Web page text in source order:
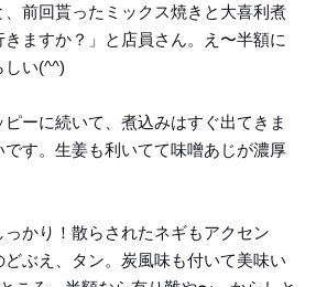
、前回貰ったミックス焼きと大喜利煮
ますか？」と店員さん。え〜半額に
しい(^^)
ーに続いて、煮込みはすぐ出てきま
す。生姜も利いてて味噌あじが濃厚
っかり！散らされたネギもアクセン
どぶえ、タン。炭風味も付いて美味い